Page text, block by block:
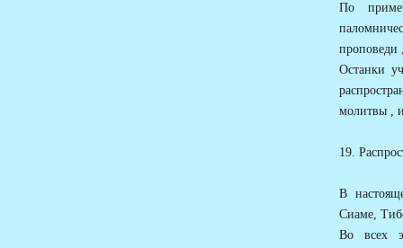
По
проповеди
Останки
молитвы ,
19.
В
Сиаме,
Во всех